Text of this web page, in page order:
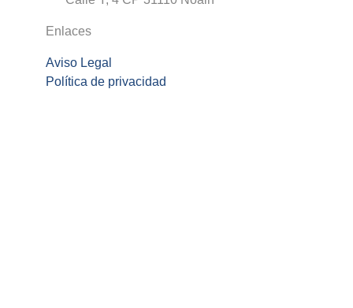
Enlaces
Aviso Legal
Política de privacidad